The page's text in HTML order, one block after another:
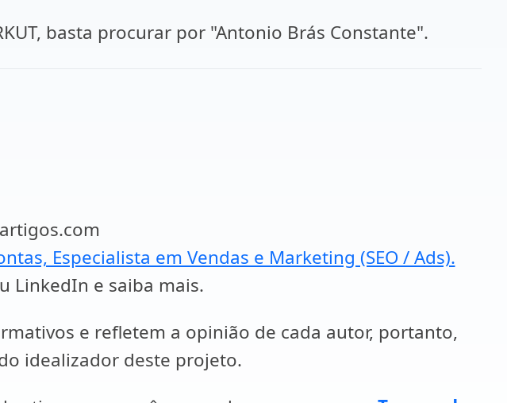
basta procurar por "Antonio Brás Constante".
Especialista em Vendas e Marketing (SEO / Ads).
LinkedIn e saiba mais.
e refletem a opinião de cada autor, portanto,
idealizador deste projeto.